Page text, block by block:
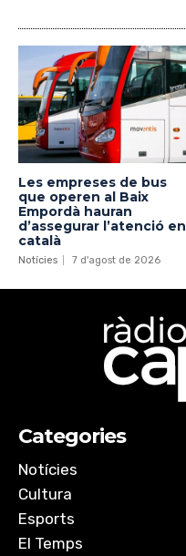
Les empreses de bus
que operen al Baix
Empordà hauran
d’assegurar l’atenció en
català
Notícies 7 d'agost de 2026
Categories
Notícies
Cultura
Esports
El Temps